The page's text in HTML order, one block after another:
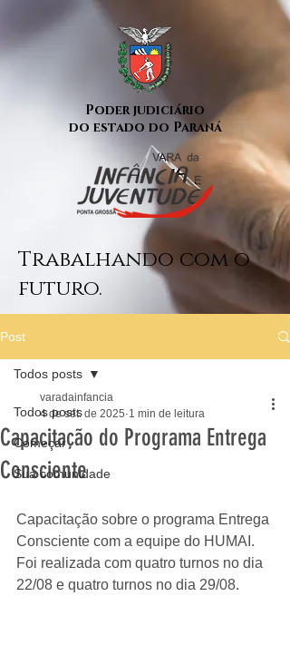
Poder judiciário
do estado do Paraná
Trabalhando com o
futuro.
Post
Todos posts
Começar
Sua comunidade
Todos posts
Capacitação do Programa Entrega
Consciente
varadainfancia
4 de set. de 2025 1 min de leitura
Capacitação sobre o programa Entrega
Consciente com a equipe do HUMAI.
Foi realizada com quatro turnos no dia
22/08 e quatro turnos no dia 29/08.